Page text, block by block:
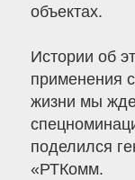
объектах.
Истории об
применения
жизни мы
поделился
«РТКомм.